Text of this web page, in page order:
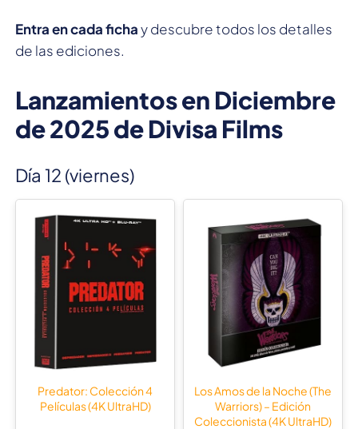
Entra en cada fichay descubre todos los detalles
de las ediciones.
Lanzamientos en Diciembre
de 2025 de Divisa Films
Día 12 (viernes)
Predator: Colección 4
Películas (4K UltraHD)
Los Amos de la Noche (The
Warriors) – Edición
Coleccionista (4K UltraHD)